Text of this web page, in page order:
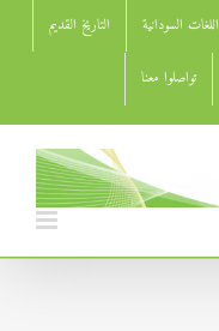
اللغات السودانية التاريخ القديم
تواصلوا معنا